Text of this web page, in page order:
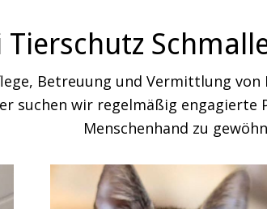
Betreuung und Vermittlung
suchen wir regelmäßig
Menschenhand zu